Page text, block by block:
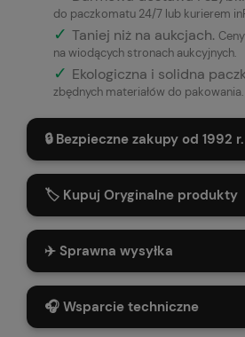
do paczkomatu 24/7 lub kurierem
✓ Taniej niż na aukcjach.
na wiodących stronach aukcyjnych.
✓ Ekologiczna i solidna
zbędnych materiałów do pakowania.
🔒 Bezpieczne zakupy od 1992 r.
🏷️ Kupuj Oryginalne produkty
✈️ Sprawna wysyłka
🎧 Wsparcie techniczne